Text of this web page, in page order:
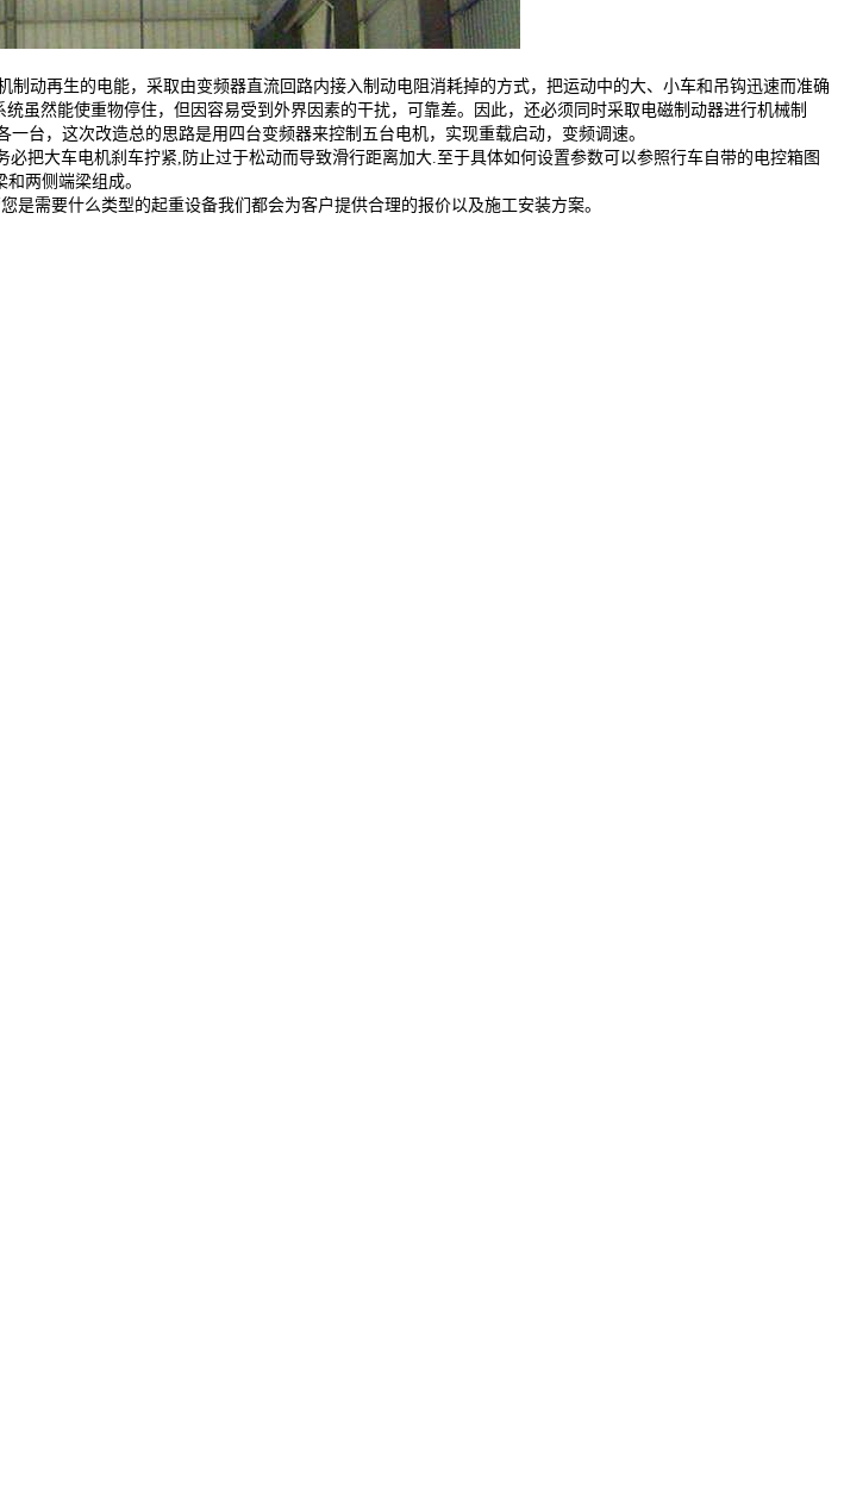
动再生的电能，采取由变频器直流回路内接入制动电阻消耗掉的方式，把运动中的大、小车和吊钩迅速而准确
虽然能使重物停住，但因容易受到外界因素的干扰，可靠差。因此，还必须同时采取电磁制动器进行机械制
台，这次改造总的思路是用四台变频器来控制五台电机，实现重载启动，变频调速。
大车电机刹车拧紧,防止过于松动而导致滑行距离加大.至于具体如何设置参数可以参照行车自带的电控箱图
两侧端梁组成。
是需要什么类型的起重设备我们都会为客户提供合理的报价以及施工安装方案。